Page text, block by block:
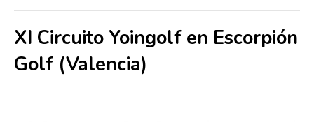
XI Circuito Yoingolf en Escorpión
Golf (Valencia)